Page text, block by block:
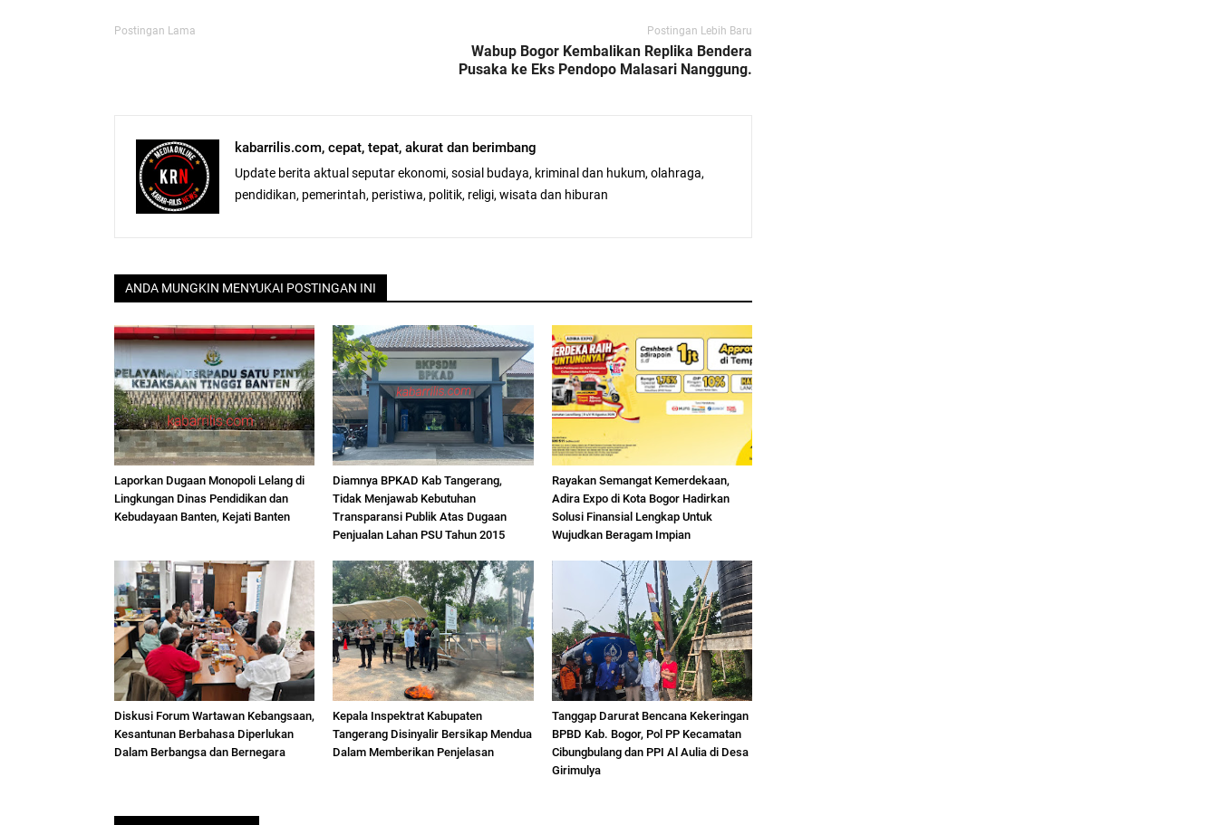
Postingan Lama Postingan Lebih Baru
Wabup Bogor Kembalikan Replika Bendera
Pusaka ke Eks Pendopo Malasari Nanggung.
kabarrilis.com, cepat, tepat, akurat dan berimbang
Update berita aktual seputar ekonomi, sosial budaya, kriminal dan hukum, olahraga,
pendidikan, pemerintah, peristiwa, politik, religi, wisata dan hiburan
ANDA MUNGKIN MENYUKAI POSTINGAN INI
Laporkan Dugaan Monopoli Lelang di
Lingkungan Dinas Pendidikan dan
Kebudayaan Banten, Kejati Banten
Diamnya BPKAD Kab Tangerang,
Tidak Menjawab Kebutuhan
Transparansi Publik Atas Dugaan
Penjualan Lahan PSU Tahun 2015
Rayakan Semangat Kemerdekaan,
Adira Expo di Kota Bogor Hadirkan
Solusi Finansial Lengkap Untuk
Wujudkan Beragam Impian
Diskusi Forum Wartawan Kebangsaan,
Kesantunan Berbahasa Diperlukan
Dalam Berbangsa dan Bernegara
Kepala Inspektrat Kabupaten
Tangerang Disinyalir Bersikap Mendua
Dalam Memberikan Penjelasan
Tanggap Darurat Bencana Kekeringan
BPBD Kab. Bogor, Pol PP Kecamatan
Cibungbulang dan PPI Al Aulia di Desa
Girimulya